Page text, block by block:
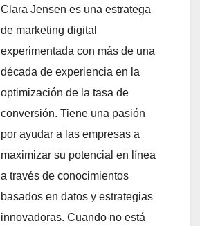
Clara Jensen es una estratega
de marketing digital
experimentada con más de una
década de experiencia en la
optimización de la tasa de
conversión. Tiene una pasión
por ayudar a las empresas a
maximizar su potencial en línea
a través de conocimientos
basados en datos y estrategias
innovadoras. Cuando no está